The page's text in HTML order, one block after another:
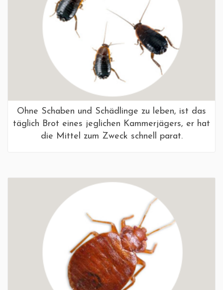
Ohne Schaben und Schädlinge zu leben, ist das
täglich Brot eines jeglichen Kammerjägers, er hat
die Mittel zum Zweck schnell parat.